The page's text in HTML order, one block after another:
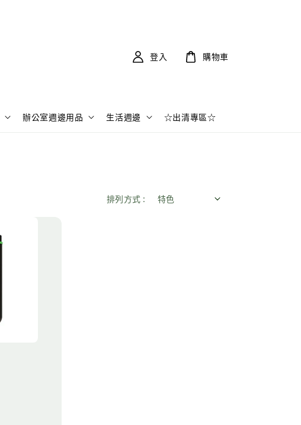
辦公室週邊用品 生活週邊 ☆出清專區☆
登入 購物車
排列方式 :